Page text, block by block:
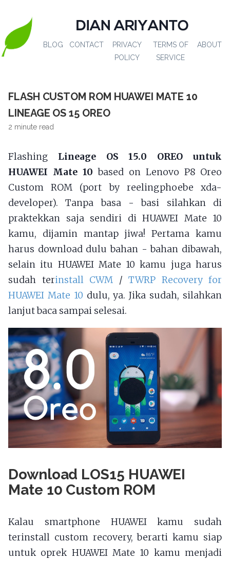
DIAN ARIYANTO
BLOG CONTACT
PRIVACY
POLICY
TERMS OF
SERVICE
ABOUT
FLASH CUSTOM ROM HUAWEI MATE 10
LINEAGE OS 15 OREO
2 minute read
Flashing Lineage OS 15.0 OREO untuk
HUAWEI Mate 10 based on Lenovo P8 Oreo
Custom ROM (port by reelingphoebe xda-
developer). Tanpa basa - basi silahkan di
praktekkan saja sendiri di HUAWEI Mate 10
kamu, dijamin mantap jiwa! Pertama kamu
harus download dulu bahan - bahan dibawah,
selain itu HUAWEI Mate 10 kamu juga harus
sudah terinstall CWM / TWRP Recovery for
HUAWEI Mate 10 dulu, ya. Jika sudah, silahkan
lanjut baca sampai selesai.
Download LOS15 HUAWEI
Mate 10 Custom ROM
Kalau smartphone HUAWEI kamu sudah
terinstall custom recovery, berarti kamu siap
untuk oprek HUAWEI Mate 10 kamu menjadi